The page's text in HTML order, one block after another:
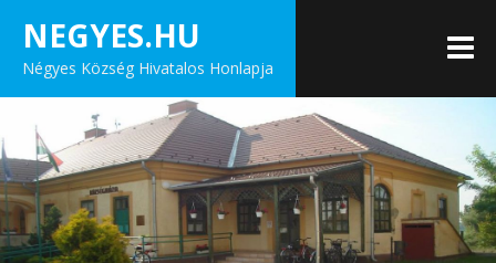
content
NEGYES.HU
Négyes Község Hivatalos Honlapja